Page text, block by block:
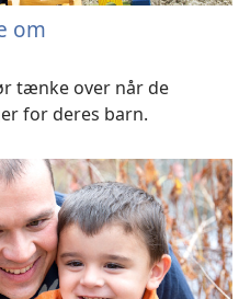
om
tænke over når de
for deres barn.